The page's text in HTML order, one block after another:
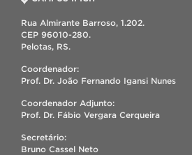
Rua Almirante Barroso, 1.202.
CEP 96010-280.
Pelotas, RS.
Coordenador:
Prof. Dr. João Fernando Igansi Nunes
Coordenador Adjunto:
Prof. Dr. Fábio Vergara Cerqueira
Secretário:
Bruno Cassel Neto